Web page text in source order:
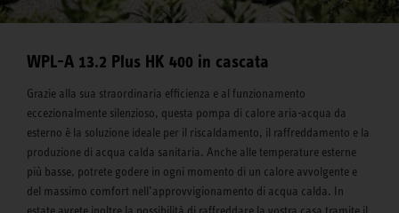
WPL-A 13.2 Plus HK 400 in cascata
Grazie alla sua straordinaria efficienza e al funzionamento
eccezionalmente silenzioso, questa pompa di calore aria-acqua da
esterno è la soluzione ideale per il riscaldamento, il raffreddamento e la
produzione di acqua calda sanitaria. Anche alle temperature esterne
più basse, potrete godere in ogni momento di un calore avvolgente e
del massimo comfort nell’approvvigionamento di acqua calda. In